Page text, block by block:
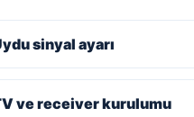
sinyal ayarı
ve receiver kurulumu